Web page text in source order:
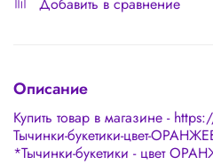
Описание
Купить товар в магазине -
Тычинки-букетики-цвет-
*Тычинки-букетики - цвет